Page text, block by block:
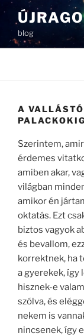
Tartalomhoz
blog
A
Szerintem,
érdemes
amiben akar,
világban
amikor én
oktatás. Ezt
biztos vagyok
és bevallom,
korrektnek, ha
a gyerekek, így
hisznek-e
szólva, és
nekem is
nincsenek, így